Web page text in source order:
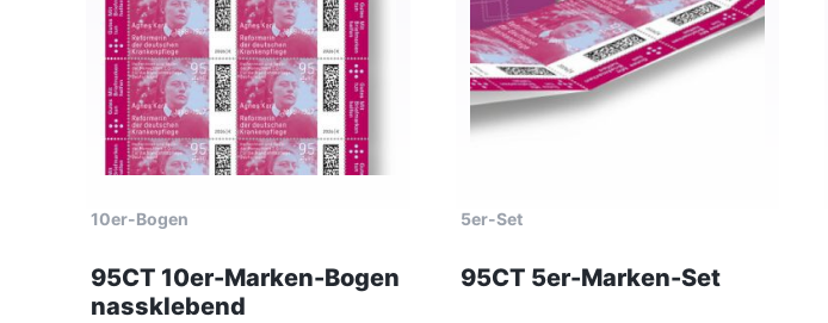
10er-Bogen
95CT 10er-Marken-Bogen
nassklebend
5er-Set
95CT 5er-Marken-Set